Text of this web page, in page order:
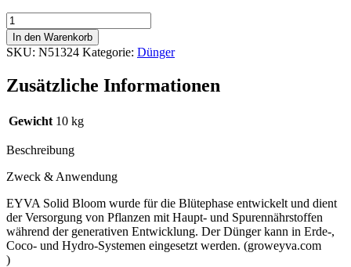
EYVA
Solid
Bloom
10
–
Blütedünger
In den Warenkorb
SKU: N51324 Kategorie: Dünger
Zusätzliche Informationen
Gewicht 10 kg
Beschreibung
Zweck & Anwendung
EYVA Solid Bloom wurde für die Blütephase entwickelt und dient
der Versorgung von Pflanzen mit Haupt- und Spurennährstoffen
während der generativen Entwicklung. Der Dünger kann in Erde-,
Coco- und Hydro-Systemen eingesetzt werden. (groweyva.com
)